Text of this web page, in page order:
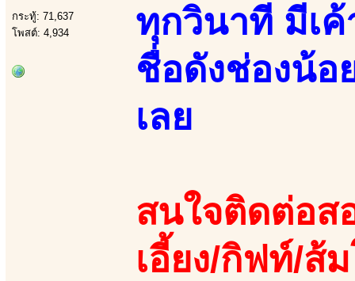
กระทู้: 71,637
โพสต์: 4,934
ทุกวินาที มีเ
ชื่อดังช่องน้อ
เลย
สนใจติดต่อส
เอี้ยง/กิฟท์/ส้